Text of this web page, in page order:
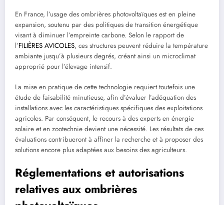
En France, l’usage des ombrières photovoltaïques est en pleine
expansion, soutenu par des politiques de transition énergétique
visant à diminuer l’empreinte carbone. Selon le rapport de
l’FILIÈRES AVICOLES, ces structures peuvent réduire la température
ambiante jusqu’à plusieurs degrés, créant ainsi un microclimat
approprié pour l’élevage intensif.
La mise en pratique de cette technologie requiert toutefois une
étude de faisabilité minutieuse, afin d’évaluer l’adéquation des
installations avec les caractéristiques spécifiques des exploitations
agricoles. Par conséquent, le recours à des experts en énergie
solaire et en zootechnie devient une nécessité. Les résultats de ces
évaluations contribueront à affiner la recherche et à proposer des
solutions encore plus adaptées aux besoins des agriculteurs.
Réglementations et autorisations
relatives aux ombrières